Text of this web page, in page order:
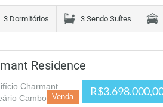
3 Dormitórios 3 Sendo Suítes
Residence
Venda